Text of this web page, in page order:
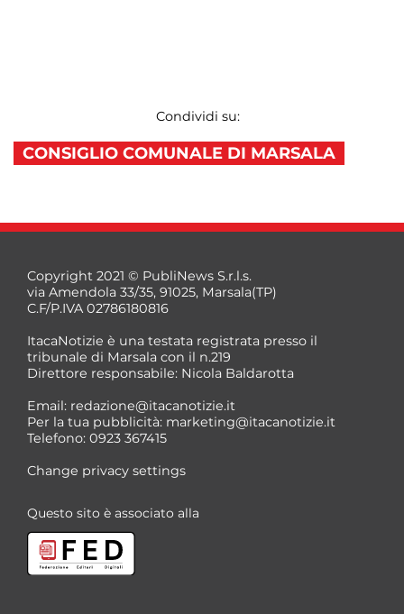
Condividi su:
CONSIGLIO COMUNALE DI MARSALA
Copyright 2021 © PubliNews S.r.l.s.
via Amendola 33/35, 91025, Marsala(TP)
C.F/P.IVA 02786180816
ItacaNotizie è una testata registrata presso il
tribunale di Marsala con il n.219
Direttore responsabile: Nicola Baldarotta
Email: redazione@itacanotizie.it
Per la tua pubblicità: marketing@itacanotizie.it
Telefono: 0923 367415
Change privacy settings
Questo sito è associato alla